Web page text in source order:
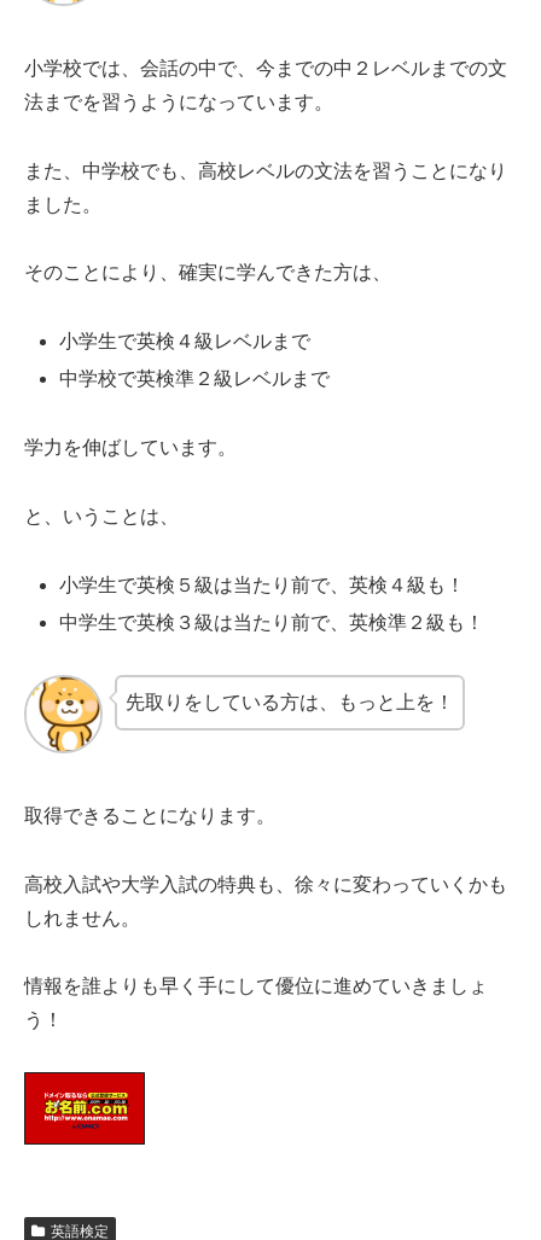
小学校では、会話の中で、今までの中２レベルまでの文
法までを習うようになっています。
また、中学校でも、高校レベルの文法を習うことになり
ました。
そのことにより、確実に学んできた方は、
小学生で英検４級レベルまで
中学校で英検準２級レベルまで
学力を伸ばしています。
と、いうことは、
小学生で英検５級は当たり前で、英検４級も！
中学生で英検３級は当たり前で、英検準２級も！
先取りをしている方は、もっと上を！
取得できることになります。
高校入試や大学入試の特典も、徐々に変わっていくかも
しれません。
情報を誰よりも早く手にして優位に進めていきましょ
う！
英語検定